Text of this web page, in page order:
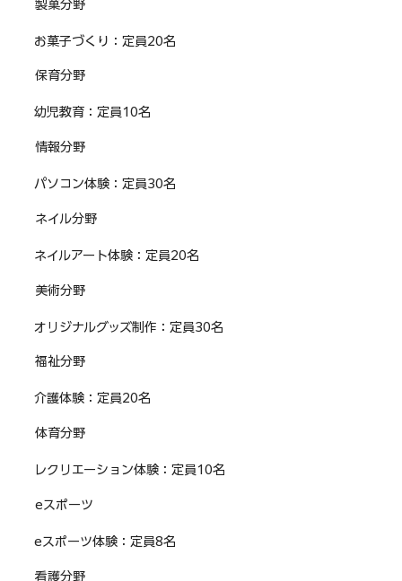
製菓分野
お菓子づくり：定員20名
保育分野
幼児教育：定員10名
情報分野
パソコン体験：定員30名
ネイル分野
ネイルアート体験：定員20名
美術分野
オリジナルグッズ制作：定員30名
福祉分野
介護体験：定員20名
体育分野
レクリエーション体験：定員10名
eスポーツ
eスポーツ体験：定員8名
看護分野